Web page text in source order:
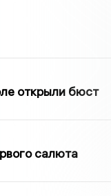
открыли бюст
салюта